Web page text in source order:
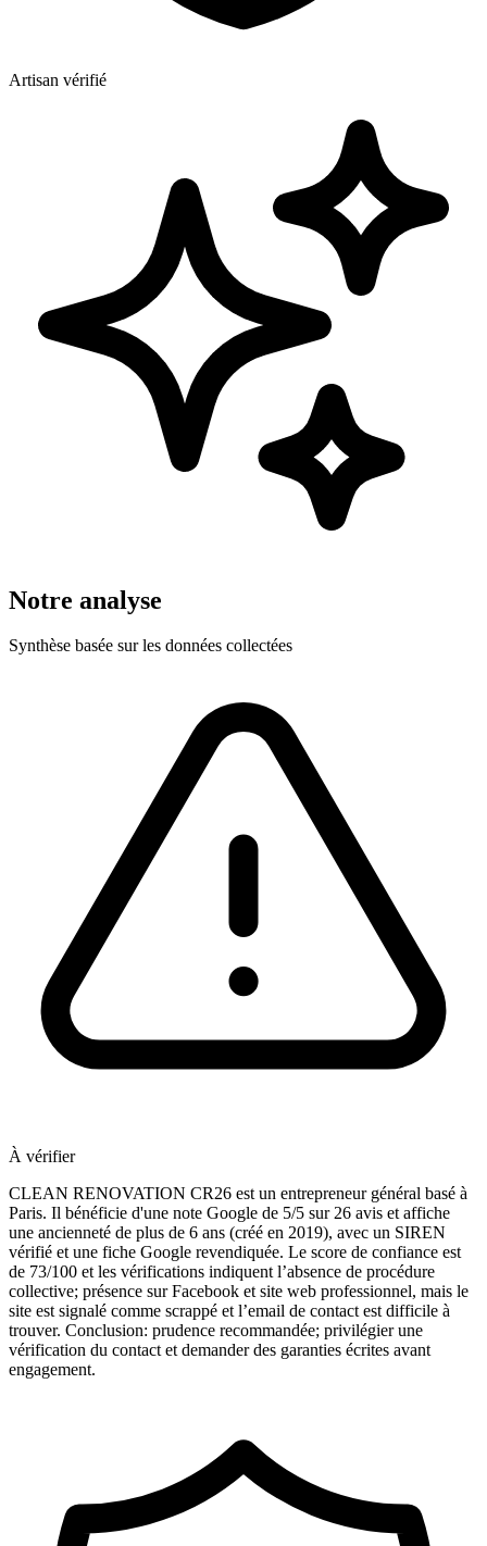
Artisan vérifié
Notre analyse
Synthèse basée sur les données collectées
À vérifier
CLEAN RENOVATION CR26 est un entrepreneur général basé à
Paris. Il bénéficie d'une note Google de 5/5 sur 26 avis et affiche
une ancienneté de plus de 6 ans (créé en 2019), avec un SIREN
vérifié et une fiche Google revendiquée. Le score de confiance est
de 73/100 et les vérifications indiquent l’absence de procédure
collective; présence sur Facebook et site web professionnel, mais le
site est signalé comme scrappé et l’email de contact est difficile à
trouver. Conclusion: prudence recommandée; privilégier une
vérification du contact et demander des garanties écrites avant
engagement.